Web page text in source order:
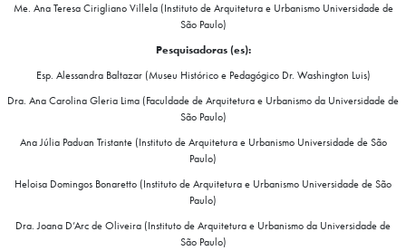
Me. Ana Teresa Cirigliano Villela (Instituto de Arquitetura e Urbanismo Universidade de
São Paulo)
Pesquisadoras (es):
Esp. Alessandra Baltazar (Museu Histórico e Pedagógico Dr. Washington Luis)
Dra. Ana Carolina Gleria Lima (Faculdade de Arquitetura e Urbanismo da Universidade de
São Paulo)
Ana Júlia Paduan Tristante (Instituto de Arquitetura e Urbanismo Universidade de São
Paulo)
Heloisa Domingos Bonaretto (Instituto de Arquitetura e Urbanismo Universidade de São
Paulo)
Dra. Joana D’Arc de Oliveira (Instituto de Arquitetura e Urbanismo da Universidade de
São Paulo)